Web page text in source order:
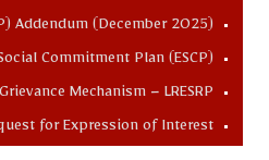
Addendum (December 2025)
Commitment Plan (ESCP)
Grievance Mechanism – LRESRP
for Expression of Interest